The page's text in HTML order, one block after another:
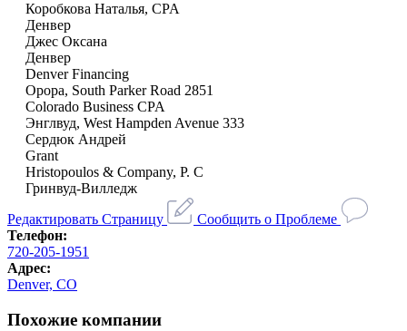
Коробкова Наталья, CPA
Денвер
Джес Оксана
Денвер
Denver Financing
Орора, South Parker Road 2851
Colorado Business CPA
Энглвуд, West Hampden Avenue 333
Сердюк Андрей
Grant
Hristopoulos & Company, P. C
Гринвуд-Вилледж
Редактировать Страницу
Сообщить о Проблеме
Телефон:
720-205-1951
Адрес:
Denver, CO
Похожие компании